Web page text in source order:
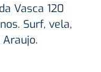
Vasca 120
Surf, vela,